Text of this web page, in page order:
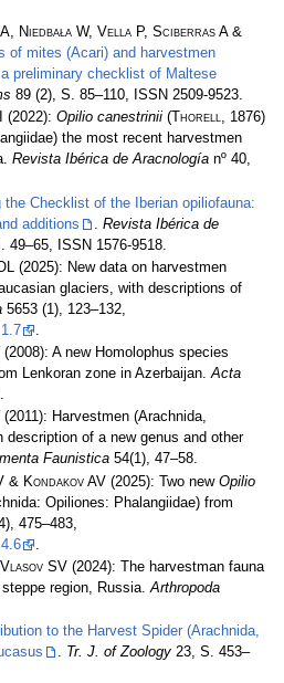
Niedbała W, Vella P, Sciberras A &
of mites (Acari) and harvestmen
preliminary checklist of Maltese
89 (2), S. 85–110, ISSN 2509-9523.
(2022): Opilio canestrinii ( Thorell, 1876)
the most recent harvestmen
Revista Ibérica de Aracnología nº 40,
the Checklist of the Iberian opiliofauna:
additions
Revista Ibérica de
49–65, ISSN 1576-9518.
(2025): New data on harvestmen
glaciers, with descriptions of
5653 (1), 123–132,
.
(2008): A new Homolophus species
Lenkoran zone in Azerbaijan.Acta
(2011): Harvestmen (Arachnida,
description of a new genus and other
Faunistica 54(1), 47–58.
& Kondakov AV (2025): Two new Opilio
Opiliones: Phalangiidae) from
475–483,
SV (2024): The harvestman fauna
region, Russia.Arthropoda
to the Harvest Spider (Arachnida,
. Tr. J. of Zoology 23, S. 453–